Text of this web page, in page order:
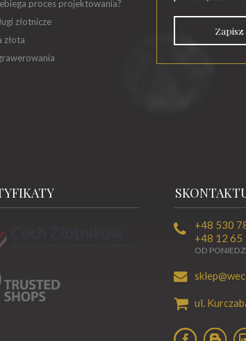
proces projektowania?
złotnicze
złota
Zapisz
+48 530
+48 12 65
OD
ul.